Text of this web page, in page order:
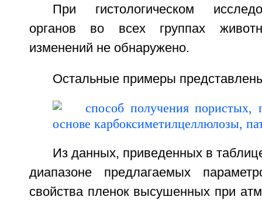
При гистологическом
органов во всех группах
изменений не обнаружено.
Остальные примеры
Из данных, приведенных в
диапазоне предлагаемых
свойства пленок высушенных при